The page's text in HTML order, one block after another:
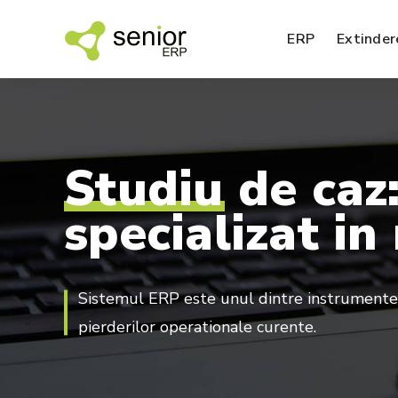
ERP
SFA – agenti de vanzari
EDI – Electronic Data Interchange
BI – analiza datelor
Studiu de
specializat in
Sistemul ERP este unul dintre
pierderilor operationale curente.